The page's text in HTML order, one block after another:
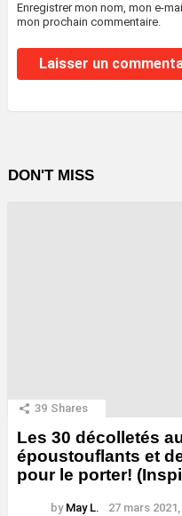
Enregistrer mon nom, mon e-
mon prochain commentaire.
DON'T MISS
39 Shares
Les 30 décolletés
époustouflants et
pour le porter!
by May L. 27 mars